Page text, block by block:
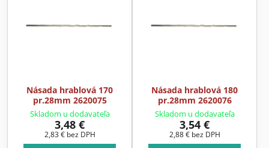
Násada hrablová 170
pr.28mm 2620075
Skladom u dodavateľa
3,48 €
2,83 € bez DPH
Násada hrablová 180
pr.28mm 2620076
Skladom u dodavateľa
3,54 €
2,88 € bez DPH